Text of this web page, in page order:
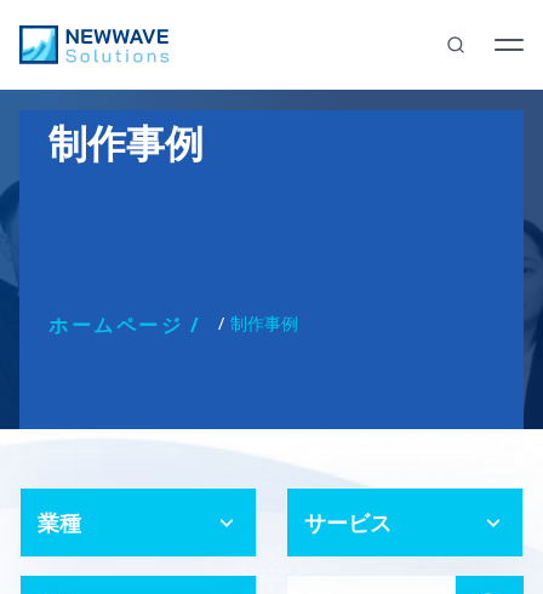
制作事例
ホームページ 制作事例
業種 サービス